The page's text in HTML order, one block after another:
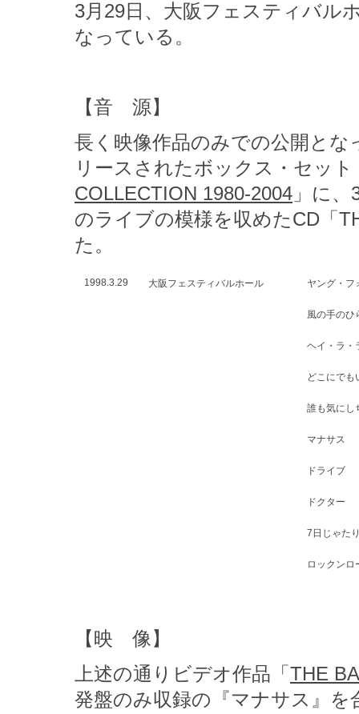
3月29日、大阪フェスティバル
なっている。
【音 源】
長く映像作品のみでの公開と
リースされたボックス・セット
COLLECTION 1980-2004 」に
のライブの模様を収めたCD「
た。
1998.3.29 大阪フェスティバルホール ヤング・フ
風の手のひ
ヘイ・ラ・
どこにでも
誰も気にし
マナサス
ドライブ
ドクター
7日じゃた
ロックンロ
【映 像】
上述の通りビデオ作品「 THE
発盤のみ収録の『マナサス』